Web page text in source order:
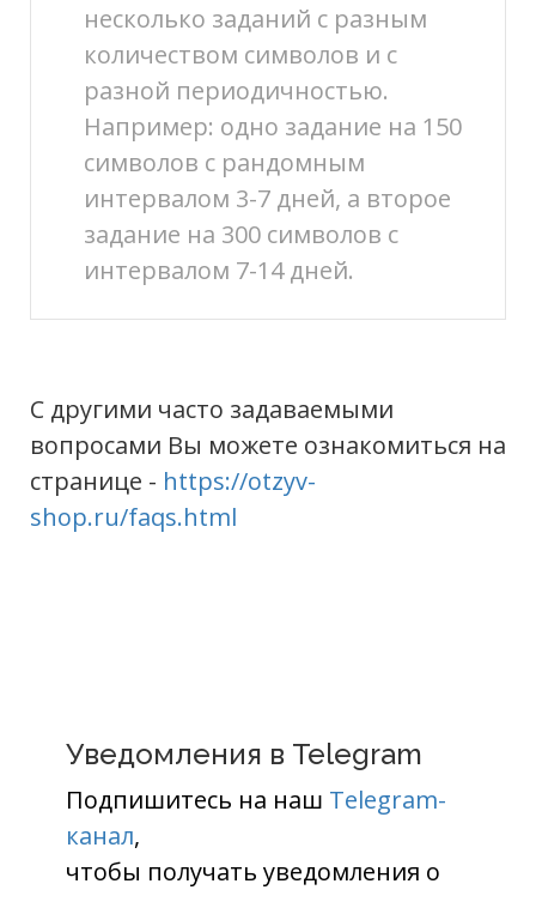
несколько заданий с разным
количеством символов и с
разной периодичностью.
Например: одно задание на 150
символов с рандомным
интервалом 3-7 дней, а второе
задание на 300 символов с
интервалом 7-14 дней.
С другими часто задаваемыми
вопросами Вы можете ознакомиться на
странице - https://otzyv-
shop.ru/faqs.html
Уведомления в Telegram
Подпишитесь на наш Telegram-
канал,
чтобы получать уведомления о